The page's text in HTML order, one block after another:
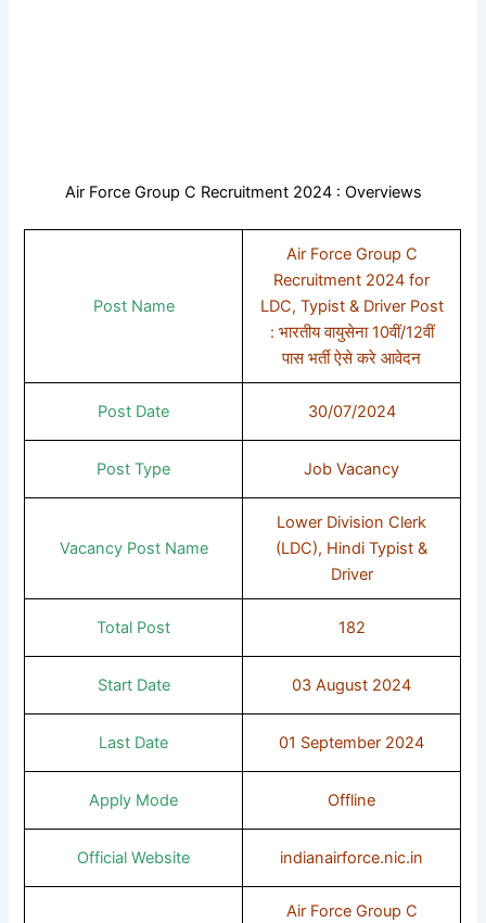
Air Force Group C Recruitment 2024 : Overviews
Post Name
Air Force Group C
Recruitment 2024 for
LDC, Typist & Driver Post
: भारतीय वायुसेना 10वीं/12वीं
पास भर्ती ऐसे करे आवेदन
Post Date 30/07/2024
Post Type Job Vacancy
Vacancy Post Name
Lower Division Clerk
(LDC), Hindi Typist &
Driver
Total Post 182
Start Date 03 August 2024
Last Date 01 September 2024
Apply Mode Offline
Official Website indianairforce.nic.in
Air Force Group C